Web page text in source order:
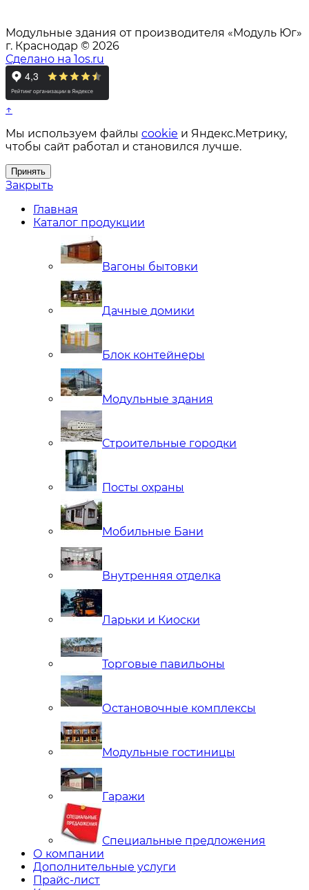
Модульные здания от производителя «Модуль Юг»
г. Краснодар © 2026
Сделано на 1os.ru
↑
Мы используем файлы cookie и Яндекс.Метрику,
чтобы сайт работал и становился лучше.
Принять
Закрыть
Главная
Каталог продукции
Вагоны бытовки
Дачные домики
Блок контейнеры
Модульные здания
Строительные городки
Посты охраны
Мобильные Бани
Внутренняя отделка
Ларьки и Киоски
Торговые павильоны
Остановочные комплексы
Модульные гостиницы
Гаражи
Специальные предложения
О компании
Дополнительные услуги
Прайс-лист